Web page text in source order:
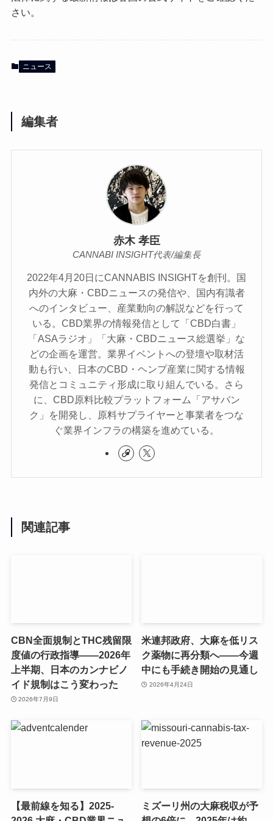
さい。
ニュース
編集者
赤木 孝臣
CANNABI INSIGHT代表/編集長
2022年4月20日にCANNABIS INSIGHTを創刊。国
内外の大麻・CBDニュースの発信や、国内有識者
へのインタビュー、産業動向の解説などを行って
いる。CBD業界の情報発信として「CBD白書」
「ASAラジオ」「大麻・CBDニュース総選挙」な
どの企画を運営。業界イベントへの登壇や取材活
動も行い、日本のCBD・ヘンプ産業に関する情報
発信とコミュニティ形成に取り組んでいる。さら
に、CBD原料比較プラットフォーム「アサバン
ク」を開発し、原料サプライヤーと事業者をつな
ぐ業界インフラの構築を進めている。
関連記事
CBN全面規制とTHC残留限
度値の行政指導——2026年
上半期、日本のカンナビノ
イド規制はこう変わった
2026年7月9日
米連邦政府、大麻を低リス
ク薬物に再分類へ——今週
中にも手続き開始の見通し
2026年4月24日
【最前線を知る】2025-
ミズーリ州の大麻税収が予